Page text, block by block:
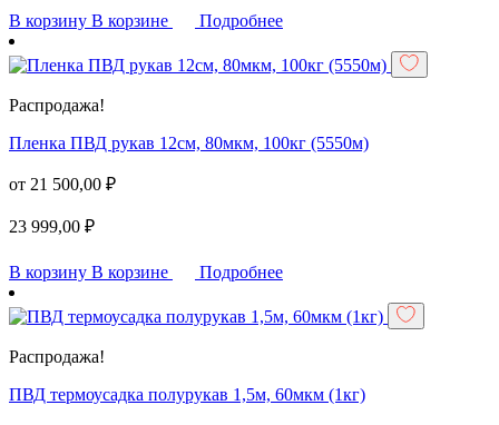
В корзину В корзине Подробнее
Распродажа!
Пленка ПВД рукав 12см, 80мкм, 100кг (5550м)
от 21 500,00 ₽
23 999,00 ₽
В корзину В корзине Подробнее
Распродажа!
ПВД термоусадка полурукав 1,5м, 60мкм (1кг)